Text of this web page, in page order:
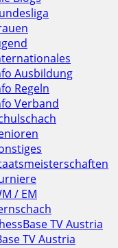
Ausbildung
Regeln
Verband
/ EM
TV Austria
TV Austria